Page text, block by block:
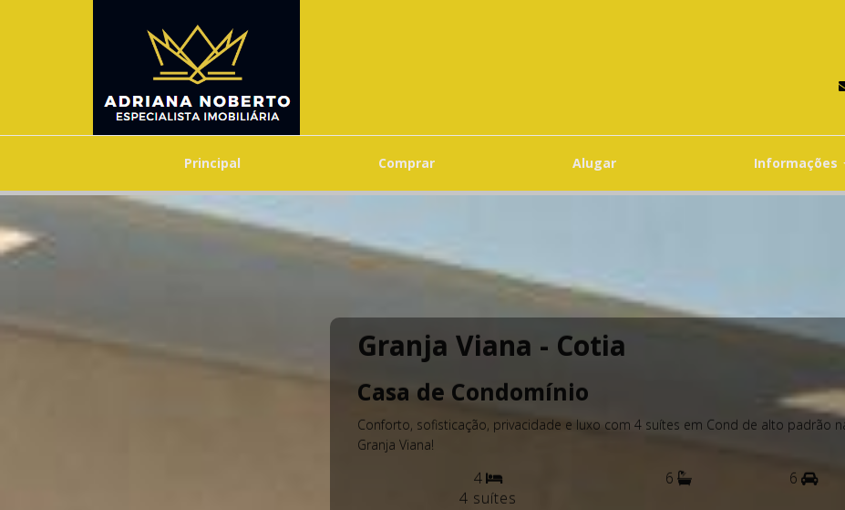
Principal Comprar Alugar Informações
Granja Viana - Cotia
Casa de Condomínio
Propriedade térrea, moderna e alto padrão em Condomínio alto padrãotérreo na
Granja Viana com 3 suítes!
3 suítes